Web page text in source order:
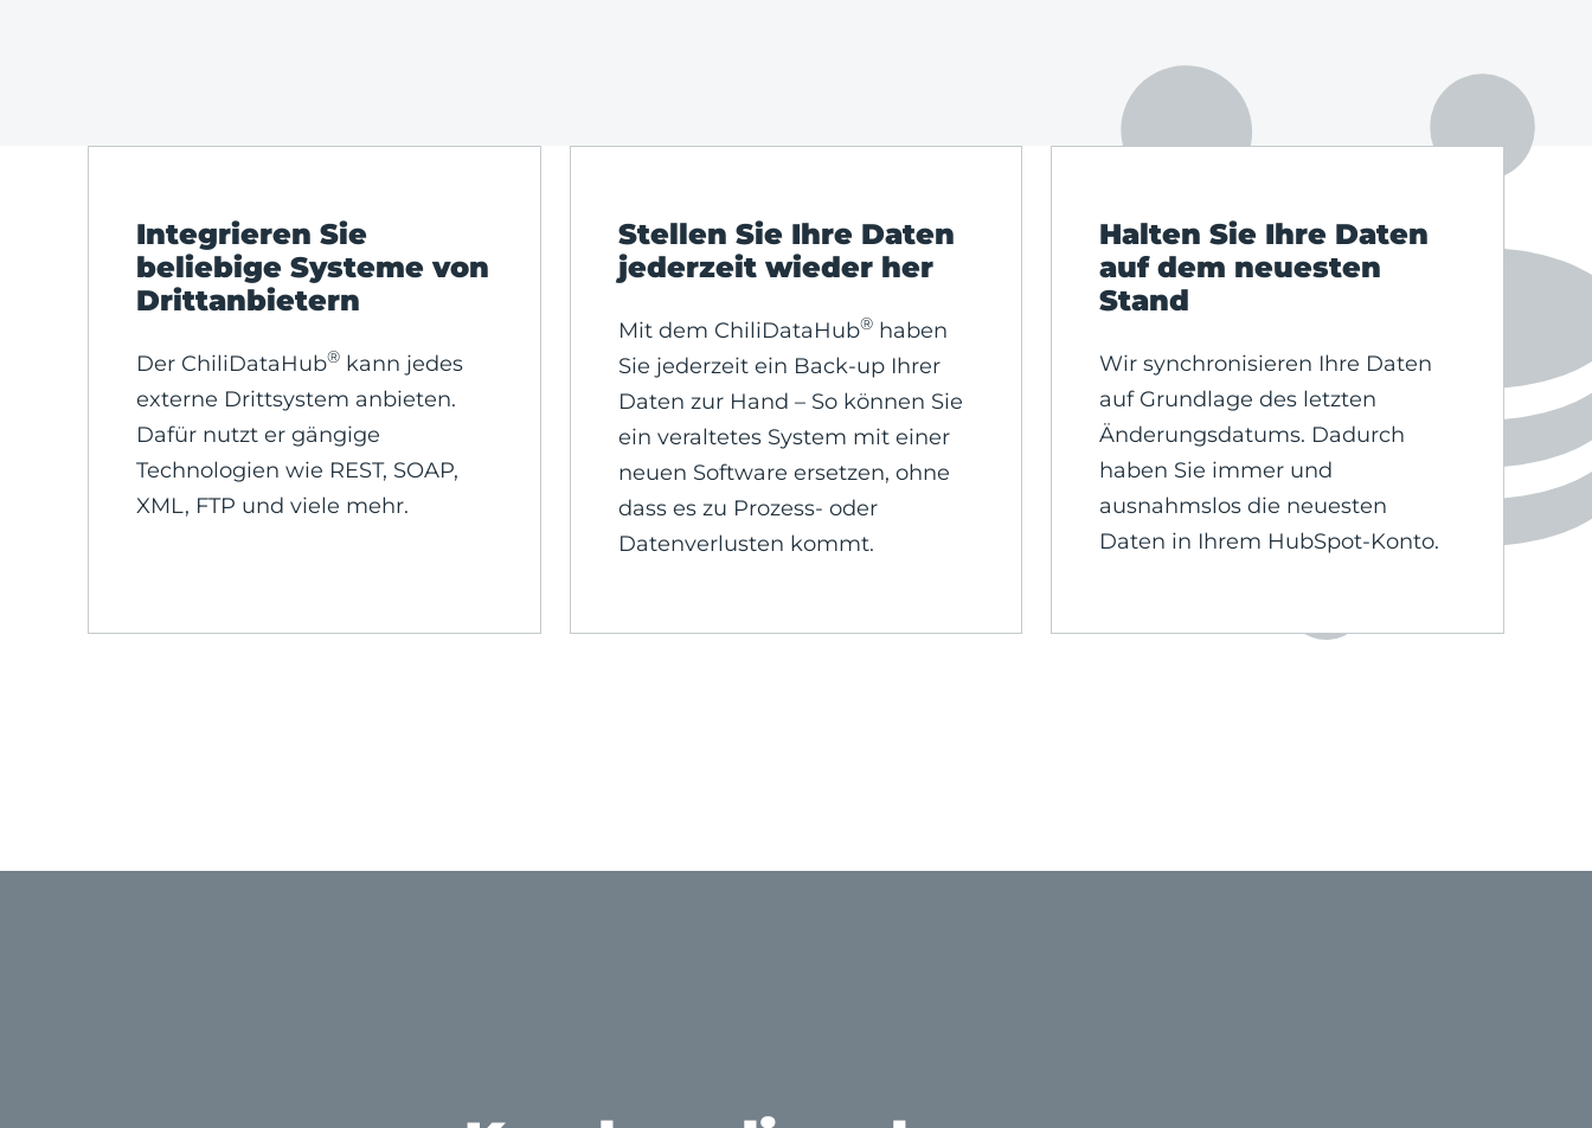
Integrieren Sie
beliebige Systeme von
Drittanbietern
Der ChiliDataHub® kann jedes
externe Drittsystem anbieten.
Dafür nutzt er gängige
Technologien wie REST, SOAP,
XML, FTP und viele mehr.
Stellen Sie Ihre Daten
jederzeit wieder her
Mit dem ChiliDataHub®haben
Sie jederzeit ein Back-up Ihrer
Daten zur Hand – So können Sie
ein veraltetes System mit einer
neuen Software ersetzen, ohne
dass es zu Prozess- oder
Datenverlusten kommt.
Halten Sie Ihre Daten
auf dem neuesten
Stand
Wir synchronisieren Ihre Daten
auf Grundlage des letzten
Änderungsdatums. Dadurch
haben Sie immer und
ausnahmslos die neuesten
Daten in Ihrem HubSpot-Konto.